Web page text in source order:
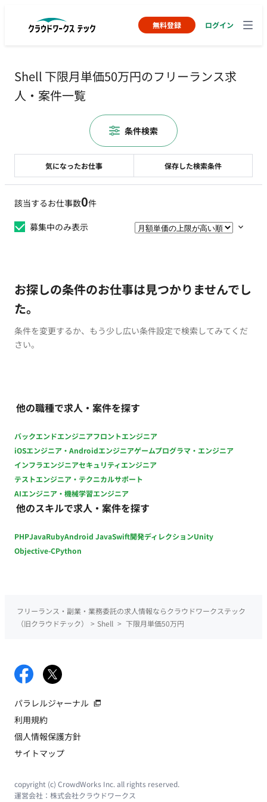
無料登録 ログイン
Shell 下限月単価50万円のフリーランス求
人・案件一覧
該当するお仕事数0件
募集中のみ表示
お探しの条件のお仕事は見つかりませんでし
た。
条件を変更するか、もう少し広い条件設定で検索してみてくだ
さい。
他の職種で求人・案件を探す
バックエンドエンジニアフロントエンジニア
iOSエンジニア・Androidエンジニアゲームプログラマ・エンジニア
インフラエンジニアセキュリティエンジニア
テストエンジニア・テクニカルサポート
AIエンジニア・機械学習エンジニア
他のスキルで求人・案件を探す
PHPJavaRubyAndroid JavaSwift開発ディレクションUnity
Objective-CPython
気になったお仕事 保存した検索条件
条件検索
フリーランス・副業・業務委託の求人情報ならクラウドワークステック
（旧クラウドテック）
> Shell > 下限月単価50万円
パラレルジャーナル
利用規約
個人情報保護方針
サイトマップ
copyright (c) CrowdWorks Inc. all rights reserved.
運営会社： 株式会社クラウドワークス